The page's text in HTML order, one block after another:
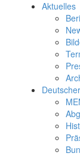
Aktuelles